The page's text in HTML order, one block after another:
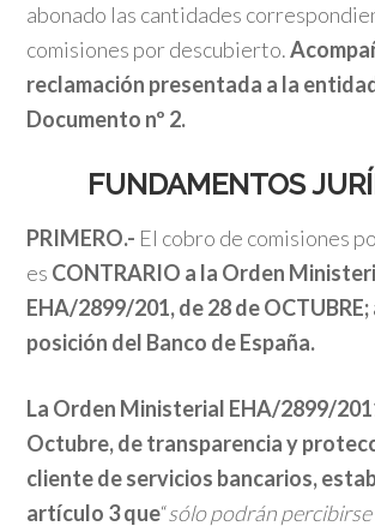
abonado las cantidades
comisiones por descubierto.
reclamación presentada a la
Documento nº 2.
FUNDAMENTOS
PRIMERO.- El cobro de comisiones
es CONTRARIO a la Orden
EHA/2899/201, de 28 de OCTUBRE;
posición del Banco de España.
La Orden Ministerial EHA/2899/
Octubre, de transparencia y
cliente de servicios bancarios,
artículo 3 que“sólo podrán